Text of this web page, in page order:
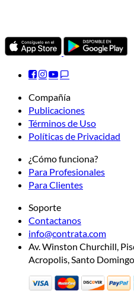
Compañía
Publicaciones
Términos de Uso
Políticas de Privacidad
¿Cómo funciona?
Para Profesionales
Para Clientes
Soporte
Contactanos
info@contrata.com
Av. Winston Churchill,
Acropolis, Santo